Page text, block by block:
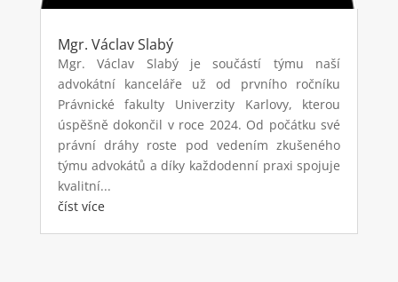
Mgr. Václav Slabý
Mgr. Václav Slabý je součástí týmu naší
advokátní kanceláře už od prvního ročníku
Právnické fakulty Univerzity Karlovy, kterou
úspěšně dokončil v roce 2024. Od počátku své
právní dráhy roste pod vedením zkušeného
týmu advokátů a díky každodenní praxi spojuje
kvalitní...
číst více